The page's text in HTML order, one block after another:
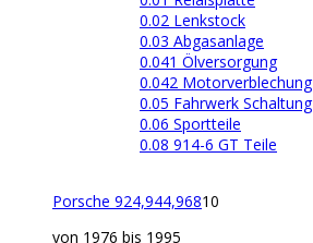
0.02 Lenkstock
0.03 Abgasanlage
0.041 Ölversorgung
0.042 Motorverblechung
0.05 Fahrwerk Schaltung
0.06 Sportteile
0.08 914-6 GT Teile
Porsche 924,944,96810
von 1976 bis 1995